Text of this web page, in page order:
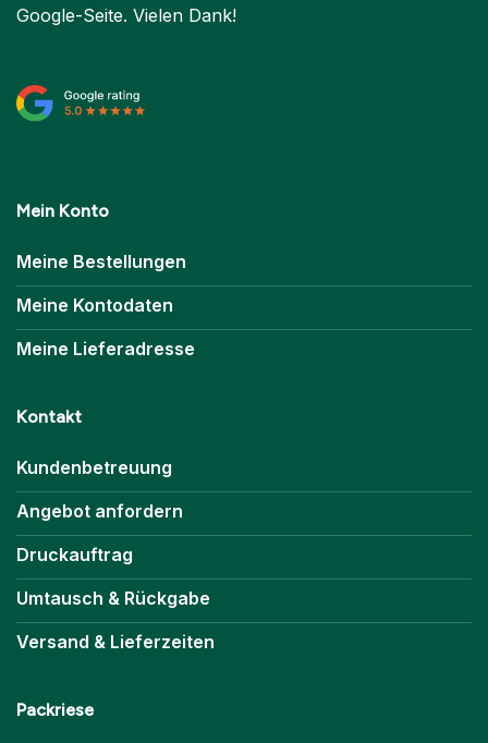
Google-Seite. Vielen Dank!
Mein Konto
Meine Bestellungen
Meine Kontodaten
Meine Lieferadresse
Kontakt
Kundenbetreuung
Angebot anfordern
Druckauftrag
Umtausch & Rückgabe
Versand & Lieferzeiten
Packriese